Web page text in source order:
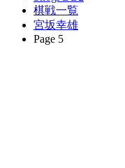
棋戦一覧
宮坂幸雄
Page 5